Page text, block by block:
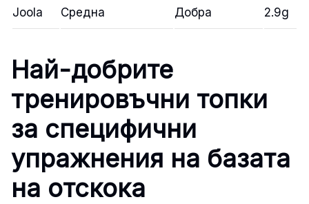
Joola Средна Добра 2.9g
Най-добрите
тренировъчни топки
за специфични
упражнения на базата
на отскока